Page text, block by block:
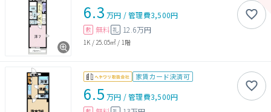
6.3 万円 /管理費3,500円
敷 無料 礼 12.6万円
1K / 25.05㎡ / 1階
家賃カード決済可
6.5 万円 /管理費3,500円